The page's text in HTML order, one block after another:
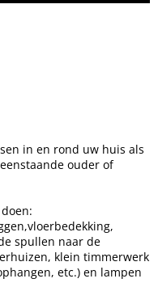
in en rond uw huis als
ouder of
spullen naar de
klein timmerwerk
etc.) en lampen